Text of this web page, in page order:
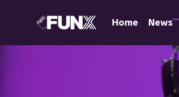
Home News